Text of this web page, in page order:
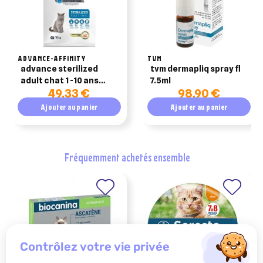
ADVANCE-AFFINITY
advance sterilized
adult chat 1 -10 ans
49,33 €
Ajouter au panier
TVM
tvm dermapliq spray fl
7.5ml
98,90 €
Ajouter au panier
fréquemment achetés ensemble
contrôlez votre vie privée